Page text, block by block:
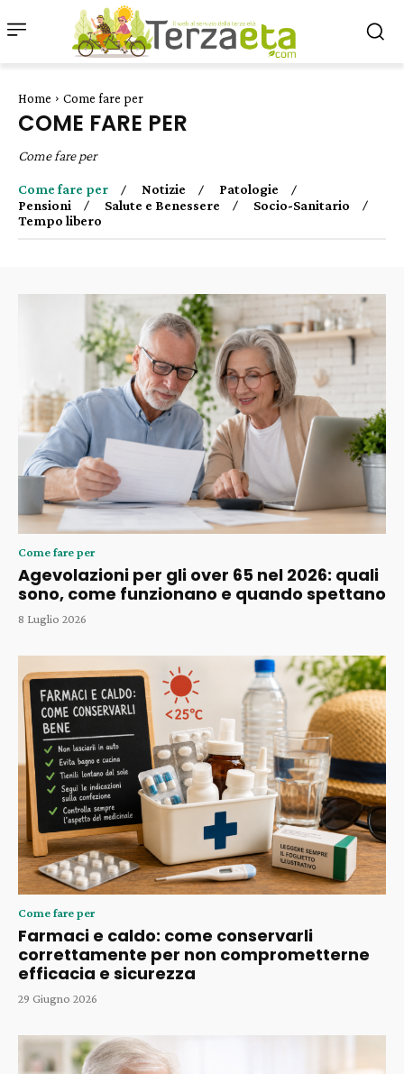
Home Come fare per
COME FARE PER
Come fare per
Come fare per Notizie
Patologie
Pensioni
Salute e Benessere
Socio-Sanitario
Tempo libero
Come fare per
Agevolazioni per gli over 65 nel 2026: quali
sono, come funzionano e quando spettano
8 Luglio 2026
Come fare per
Farmaci e caldo: come conservarli
correttamente per non comprometterne
efficacia e sicurezza
29 Giugno 2026